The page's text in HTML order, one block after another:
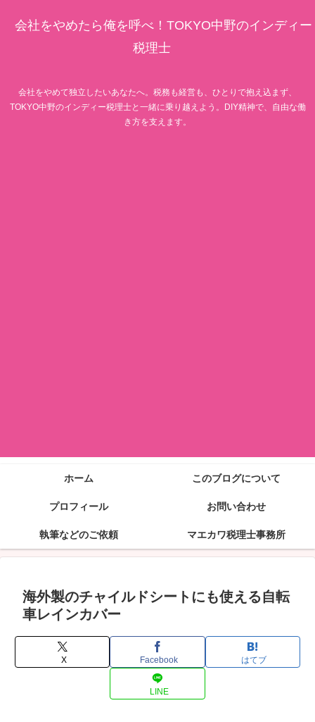
会社をやめたら俺を呼べ！TOKYO中野のインディー
税理士
会社をやめて独立したいあなたへ。税務も経営も、ひとりで抱え込まず、
TOKYO中野のインディー税理士と一緒に乗り越えよう。DIY精神で、自由な働
き方を支えます。
ホーム このブログについて
プロフィール お問い合わせ
執筆などのご依頼 マエカワ税理士事務所
海外製のチャイルドシートにも使える自転
車レインカバー
X Facebook はてブ
LINE